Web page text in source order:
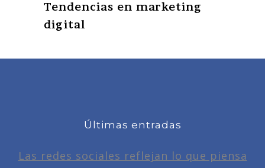
Tendencias en marketing
digital
Últimas entradas
Las redes sociales reflejan lo que piensa